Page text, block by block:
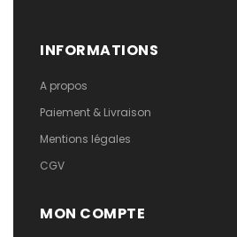
INFORMATIONS
A propos
Paiement & Livraison
Mentions légales
CGV
MON COMPTE